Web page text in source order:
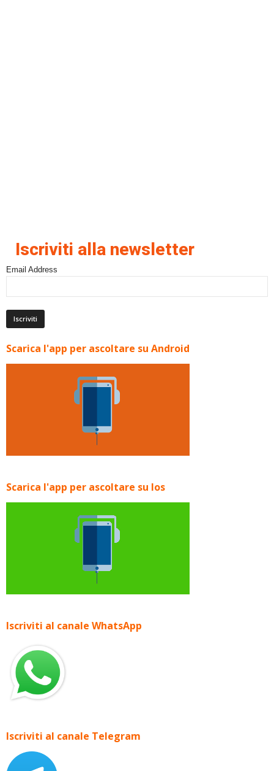
Iscriviti alla newsletter
Email Address
Scarica l'app per ascoltare su Android
Scarica l'app per ascoltare su Ios
Iscriviti al canale WhatsApp
Iscriviti al canale Telegram